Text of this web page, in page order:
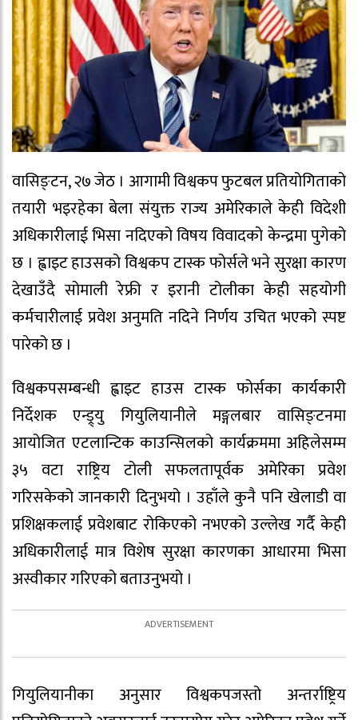
वासिङ्टन, २७ जेठ । आगामी विश्वकप फुटबल प्रतियोगिताको
तयारी भइरहेका बेला संयुक्त राज्य अमेरिकाले केही विदेशी
अधिकारीलाई भिसा नदिएको विषय विवादको केन्द्रमा पुगेको
छ । ह्वाइट हाउसको विश्वकप टास्क फोर्सले भने सुरक्षा कारण
देखाउँदै सोमाली रेफ्री र इरानी टोलीका केही सहयोगी
कर्मचारीलाई प्रवेश अनुमति नदिने निर्णय उचित भएको स्पष्ट
पारेको छ ।
विश्वकपसम्बन्धी ह्वाइट हाउस टास्क फोर्सका कार्यकारी
निर्देशक एन्ड्र्यु गियुलियानीले मङ्गलबार वासिङ्टनमा
आयोजित एटलान्टिक काउन्सिलको कार्यक्रममा अहिलेसम्म
३५ वटा राष्ट्रिय टोली सफलतापूर्वक अमेरिका प्रवेश
गरिसकेको जानकारी दिनुभयो । उहाँले कुनै पनि खेलाडी वा
प्रशिक्षकलाई प्रवेशबाट रोकिएको नभएको उल्लेख गर्दै केही
अधिकारीलाई मात्र विशेष सुरक्षा कारणका आधारमा भिसा
अस्वीकार गरिएको बताउनुभयो ।
गियुलियानीका अनुसार विश्वकपजस्तो अन्तर्राष्ट्रिय